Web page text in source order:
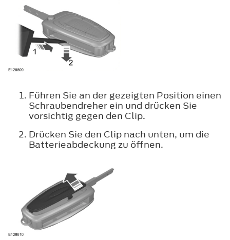
Führen Sie an der gezeigten Position einen
Schraubendreher ein und drücken Sie
vorsichtig gegen den Clip.
Drücken Sie den Clip nach unten, um die
Batterieabdeckung zu öffnen.